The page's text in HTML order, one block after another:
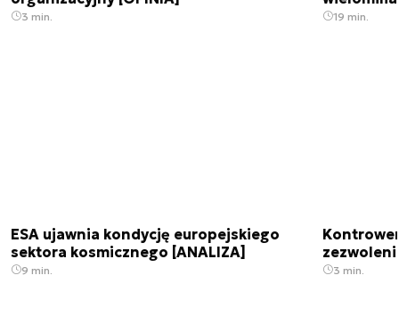
3 min. 19 min.
ESA ujawnia kondycję europejskiego
sektora kosmicznego [ANALIZA]
9 min. 3 min.